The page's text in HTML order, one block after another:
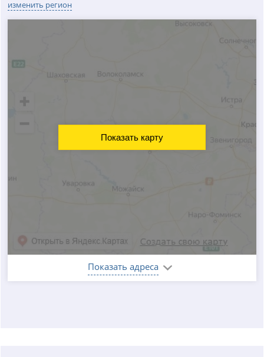
изменить регион
Показать адреса
Показать карту